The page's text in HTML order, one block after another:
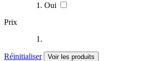
Oui
Prix
Réinitialiser Voir les produits